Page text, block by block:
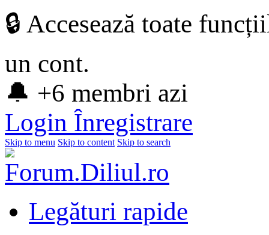
🔒 Accesează toate
un cont.
🔔 +6 membri azi
Login Înregistrare
Skip to menu Skip to content Skip to search
Legături rapide